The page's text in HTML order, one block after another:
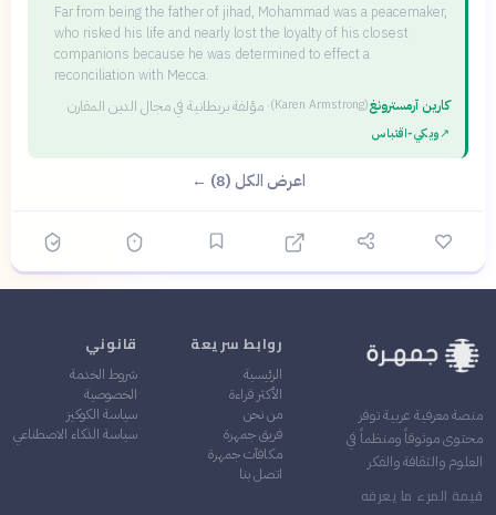
Far from being the father of jihad, Mohammad was a peacemaker,
who risked his life and nearly lost the loyalty of his closest
companions because he was determined to effect a
reconciliation with Mecca.
كارين آرمسترونغ
(Karen Armstrong)
· مؤلفة بريطانية في مجال الدين المقارن
↗ويكي‑اقتباس
اعرض الكل (8) ←
منصة معرفية عربية توفر
محتوى موثوقاً ومنظماً في
العلوم والثقافة والفكر
قيمة المرء ما يعرفه
روابط سريعة
الرئيسية
الأكثر قراءة
من نحن
فريق جمهرة
مكافآت جمهرة
اتصل بنا
قانوني
شروط الخدمة
الخصوصية
سياسة الكوكيز
سياسة الذكاء الاصطناعي